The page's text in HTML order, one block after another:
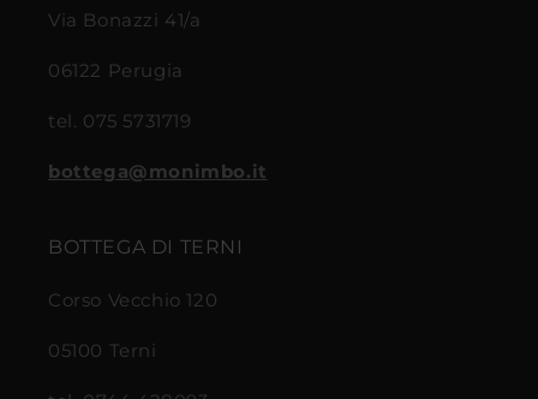
Via Bonazzi 41/a
06122 Perugia
tel. 075 5731719
bottega@monimbo.it
BOTTEGA DI TERNI
Corso Vecchio 120
05100 Terni